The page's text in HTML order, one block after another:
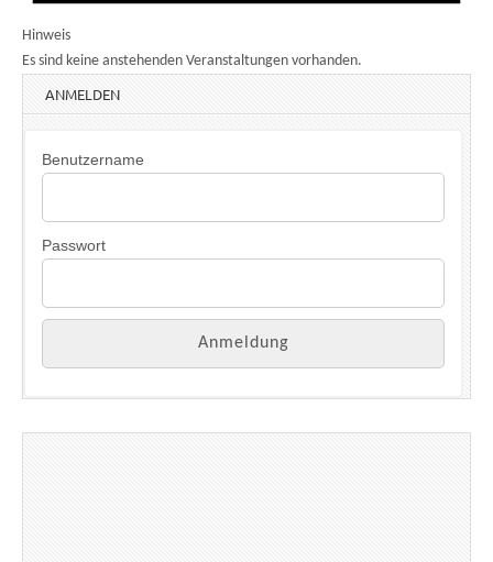
Hinweis
Es sind keine anstehenden Veranstaltungen vorhanden.
ANMELDEN
Benutzername
Passwort